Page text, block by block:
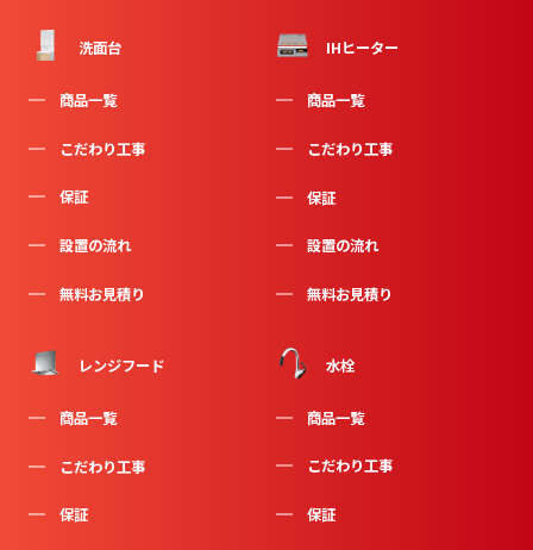
洗面台
商品一覧
こだわり工事
保証
設置の流れ
無料お見積り
IHヒーター
商品一覧
こだわり工事
保証
設置の流れ
無料お見積り
レンジフード
商品一覧
こだわり工事
保証
水栓
商品一覧
こだわり工事
保証